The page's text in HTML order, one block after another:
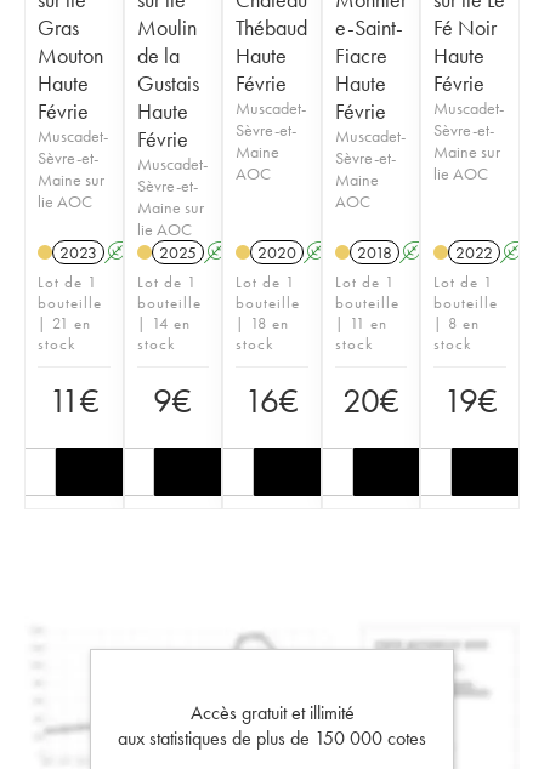
Gras
Mouton
Haute
Févrie
Muscadet-
Sèvre-et-
Maine sur
lie AOC
2023 A
Lot de 1
bouteille
| 21 en
stock
11€
Moulin
de la
Gustais
Haute
Févrie
Muscadet-
Sèvre-et-
Maine sur
lie AOC
2025 A
Lot de 1
bouteille
| 14 en
stock
9€
Thébaud
Haute
Févrie
Muscadet-
Sèvre-et-
Maine
AOC
2020 A
Lot de 1
bouteille
| 18 en
stock
16€
e-Saint-
Fiacre
Haute
Févrie
Muscadet-
Sèvre-et-
Maine
AOC
2018 A
Lot de 1
bouteille
| 11 en
stock
20€
Fé Noir
Haute
Févrie
Muscadet-
Sèvre-et-
Maine sur
lie AOC
2022 A
Lot de 1
bouteille
| 8 en
stock
19€
Accès gratuit et illimité
aux statistiques de plus de 150 000 cotes